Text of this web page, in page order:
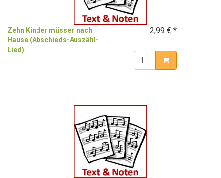
Zehn Kinder müssen nach
Hause (Abschieds-Auszähl-
Lied)
2,99 € *